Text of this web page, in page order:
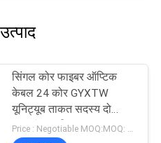
सिंगल कोर फाइबर ऑप्टिक
केबल 24 कोर GYXTW
यूनिट्यूब ताकत सदस्य दो
समानांतर स्टील वायर
Price : Negotiable MOQ:MOQ: 1000 मीटर